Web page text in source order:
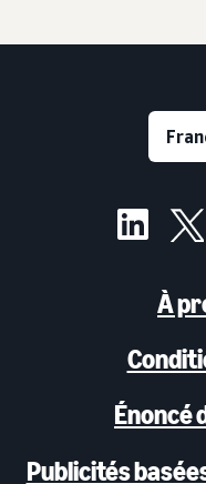
À
Énoncé
Publicités